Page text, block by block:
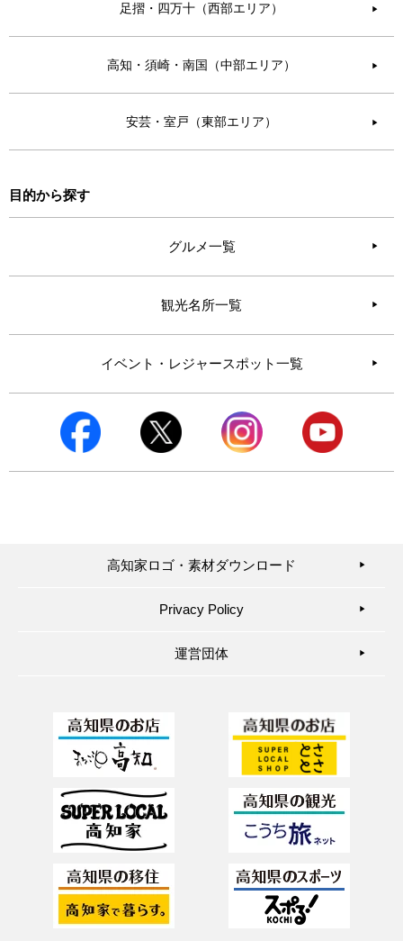
足摺・四万十（西部エリア） ▶︎
高知・須崎・南国（中部エリア） ▶︎
安芸・室戸（東部エリア） ▶︎
目的から探す
グルメ一覧
観光名所一覧
イベント・レジャースポット一覧
高知家ロゴ・素材ダウンロード ▶︎
Privacy Policy ▶︎
運営団体 ▶︎